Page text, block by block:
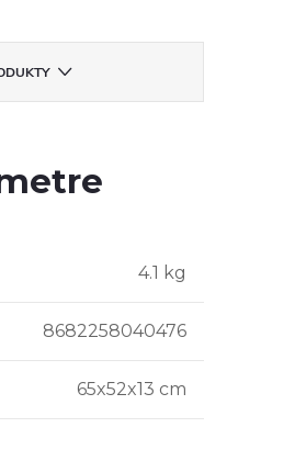
4.1 kg
8682258040476
65x52x13 cm